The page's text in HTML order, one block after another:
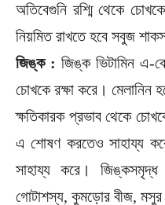
অতিবেগুনি রশ্মি থেকে
নিয়মিত রাখতে হবে সবুজ
জিঙ্ক : জিঙ্ক ভিটামিন এ-
চোখকে রক্ষা করে। মেলানিন
ক্ষতিকারক প্রভাব থেকে
এ শোষণ করতেও সাহায্য
সাহায্য করে। জিঙ্কসমৃদ্ধ
গোটাশস্য, কুমড়োর বীজ, মসুর